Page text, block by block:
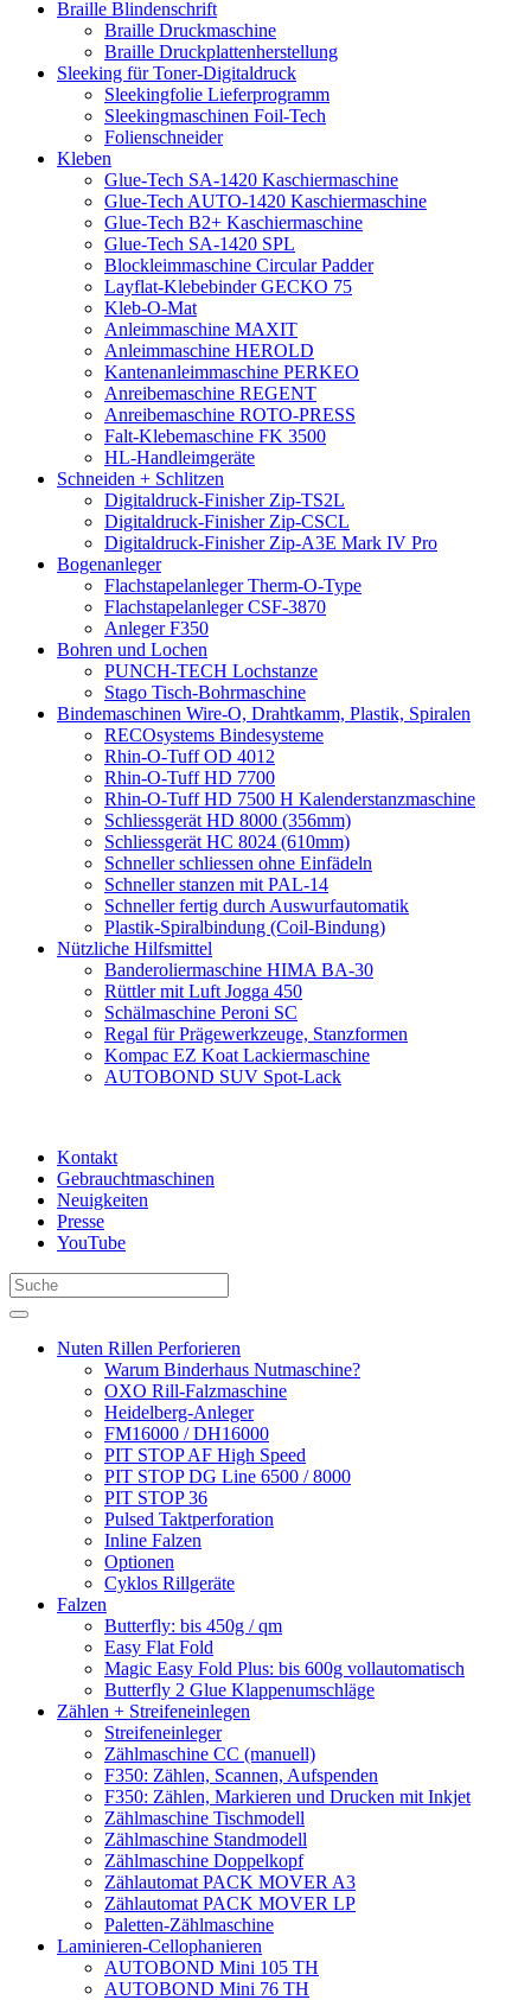
Braille Blindenschrift
Braille Druckmaschine
Braille Druckplattenherstellung
Sleeking für Toner-Digitaldruck
Sleekingfolie Lieferprogramm
Sleekingmaschinen Foil-Tech
Folienschneider
Kleben
Glue-Tech SA-1420 Kaschiermaschine
Glue-Tech AUTO-1420 Kaschiermaschine
Glue-Tech B2+ Kaschiermaschine
Glue-Tech SA-1420 SPL
Blockleimmaschine Circular Padder
Layflat-Klebebinder GECKO 75
Kleb-O-Mat
Anleimmaschine MAXIT
Anleimmaschine HEROLD
Kantenanleimmaschine PERKEO
Anreibemaschine REGENT
Anreibemaschine ROTO-PRESS
Falt-Klebemaschine FK 3500
HL-Handleimgeräte
Schneiden + Schlitzen
Digitaldruck-Finisher Zip-TS2L
Digitaldruck-Finisher Zip-CSCL
Digitaldruck-Finisher Zip-A3E Mark IV Pro
Bogenanleger
Flachstapelanleger Therm-O-Type
Flachstapelanleger CSF-3870
Anleger F350
Bohren und Lochen
PUNCH-TECH Lochstanze
Stago Tisch-Bohrmaschine
Bindemaschinen Wire-O, Drahtkamm, Plastik, Spiralen
RECOsystems Bindesysteme
Rhin-O-Tuff OD 4012
Rhin-O-Tuff HD 7700
Rhin-O-Tuff HD 7500 H Kalenderstanzmaschine
Schliessgerät HD 8000 (356mm)
Schliessgerät HC 8024 (610mm)
Schneller schliessen ohne Einfädeln
Schneller stanzen mit PAL-14
Schneller fertig durch Auswurfautomatik
Plastik-Spiralbindung (Coil-Bindung)
Nützliche Hilfsmittel
Banderoliermaschine HIMA BA-30
Rüttler mit Luft Jogga 450
Schälmaschine Peroni SC
Regal für Prägewerkzeuge, Stanzformen
Kompac EZ Koat Lackiermaschine
AUTOBOND SUV Spot-Lack
Kontakt
Gebrauchtmaschinen
Neuigkeiten
Presse
YouTube
Nuten Rillen Perforieren
Warum Binderhaus Nutmaschine?
OXO Rill-Falzmaschine
Heidelberg-Anleger
FM16000 / DH16000
PIT STOP AF High Speed
PIT STOP DG Line 6500 / 8000
PIT STOP 36
Pulsed Taktperforation
Inline Falzen
Optionen
Cyklos Rillgeräte
Falzen
Butterfly: bis 450g / qm
Easy Flat Fold
Magic Easy Fold Plus: bis 600g vollautomatisch
Butterfly 2 Glue Klappenumschläge
Zählen + Streifeneinlegen
Streifeneinleger
Zählmaschine CC (manuell)
F350: Zählen, Scannen, Aufspenden
F350: Zählen, Markieren und Drucken mit Inkjet
Zählmaschine Tischmodell
Zählmaschine Standmodell
Zählmaschine Doppelkopf
Zählautomat PACK MOVER A3
Zählautomat PACK MOVER LP
Paletten-Zählmaschine
Laminieren-Cellophanieren
AUTOBOND Mini 105 TH
AUTOBOND Mini 76 TH